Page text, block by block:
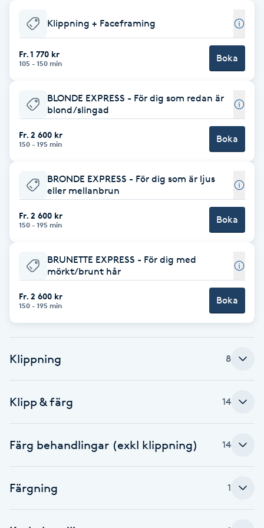
Babylights
Balayage
Barber
BIAB
Blowout
Brynfärgning
Bröllopsuppsättning
C
Coachning
Color correction
Klippning + Faceframing
Fr. 1 770 kr
105 - 150 min Boka
BLONDE EXPRESS - För dig som redan är
blond/slingad
Fr. 2 600 kr
150 - 195 min Boka
BRONDE EXPRESS - För dig som är ljus
eller mellanbrun
Fr. 2 600 kr
150 - 195 min Boka
BRUNETTE EXPRESS - För dig med
mörkt/brunt hår
Fr. 2 600 kr
150 - 195 min Boka
Klippning 8
Klipp & färg 14
Färg behandlingar (exkl klippning) 14
Färgning 1